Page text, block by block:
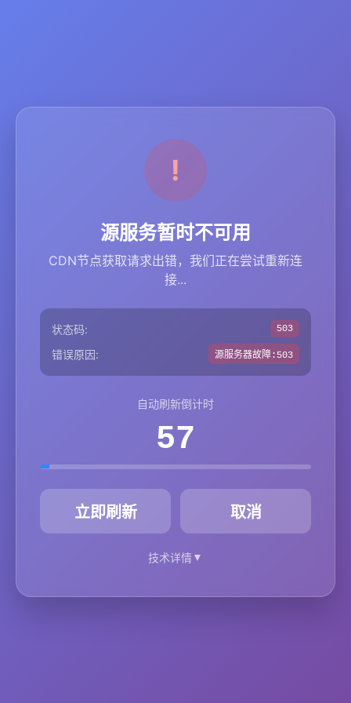
源服务暂时不可用
CDN节点获取请求出错，我们正在尝试重新连
接...
状态码: 503
错误原因: 源服务器故障:503
自动刷新倒计时
57
立即刷新 取消
技术详情▼